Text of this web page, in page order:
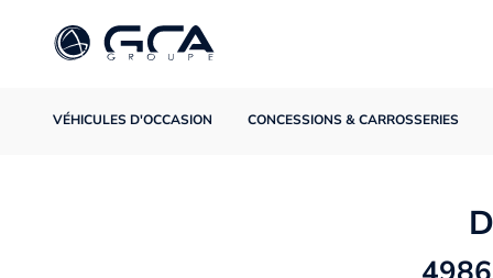
VÉHICULES D'OCCASION CONCESSIONS & CARROSSERIES